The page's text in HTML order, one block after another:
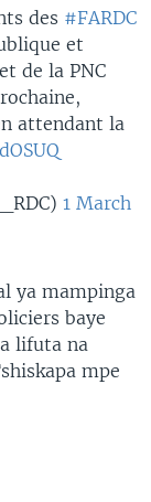
des #FARDC
et
de la PNC
attendant la
1 March
ya mampinga
baye
lifuta na
mpe